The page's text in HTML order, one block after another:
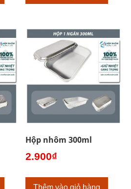
Hộp nhôm 300ml
2.900₫